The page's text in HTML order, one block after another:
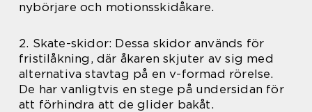
nybörjare och motionsskidåkare.
2. Skate-skidor: Dessa skidor används för
fristilåkning, där åkaren skjuter av sig med
alternativa stavtag på en v-formad rörelse.
De har vanligtvis en stege på undersidan för
att förhindra att de glider bakåt.